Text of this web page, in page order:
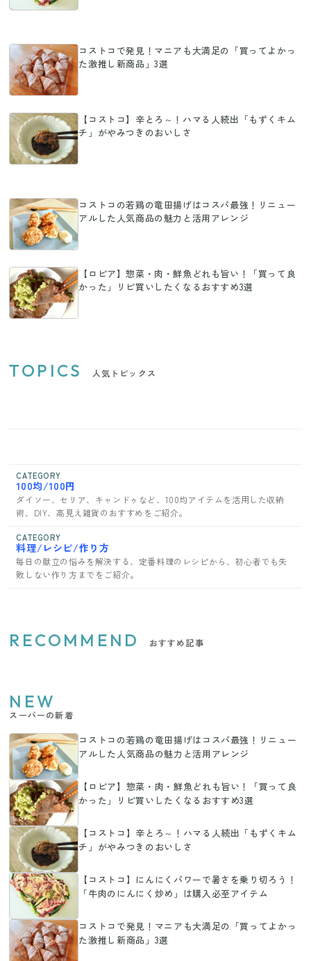
コストコで発見！マニアも大満足の「買ってよかっ
た激推し新商品」3選
【コストコ】辛とろ～！ハマる人続出「もずくキム
チ」がやみつきのおいしさ
コストコの若鶏の竜田揚げはコスパ最強！リニュー
アルした人気商品の魅力と活用アレンジ
【ロピア】惣菜・肉・鮮魚どれも旨い！「買って良
かった」リピ買いしたくなるおすすめ3選
TOPICS 人気トピックス
CATEGORY
100均/100円
ダイソー、セリア、キャンドゥなど、100均アイテムを活用した収納
術、DIY、高見え雑貨のおすすめをご紹介。
CATEGORY
料理/レシピ/作り方
毎日の献立の悩みを解決する、定番料理のレシピから、初心者でも失
敗しない作り方までをご紹介。
RECOMMEND おすすめ記事
NEW
スーパーの新着
コストコの若鶏の竜田揚げはコスパ最強！リニュー
アルした人気商品の魅力と活用アレンジ
【ロピア】惣菜・肉・鮮魚どれも旨い！「買って良
かった」リピ買いしたくなるおすすめ3選
【コストコ】辛とろ～！ハマる人続出「もずくキム
チ」がやみつきのおいしさ
【コストコ】にんにくパワーで暑さを乗り切ろう！
「牛肉のにんにく炒め」は購入必至アイテム
コストコで発見！マニアも大満足の「買ってよかっ
た激推し新商品」3選